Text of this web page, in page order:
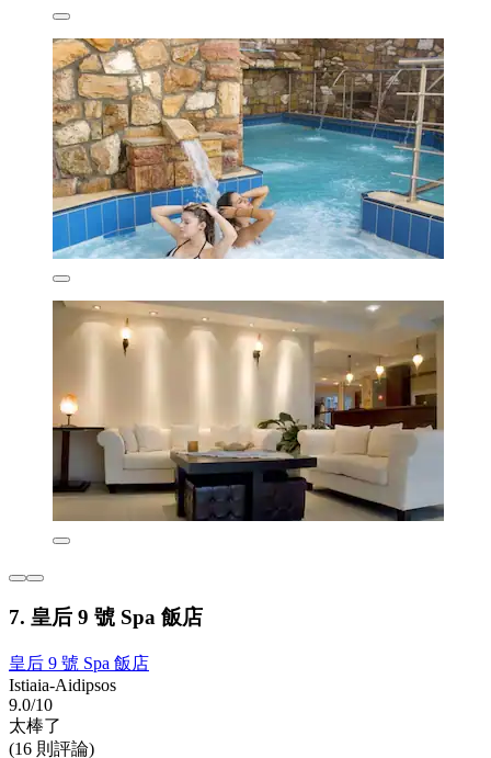
7. 皇后 9 號 Spa 飯店
皇后 9 號 Spa 飯店
Istiaia-Aidipsos
9.0/10
太棒了
(16 則評論)